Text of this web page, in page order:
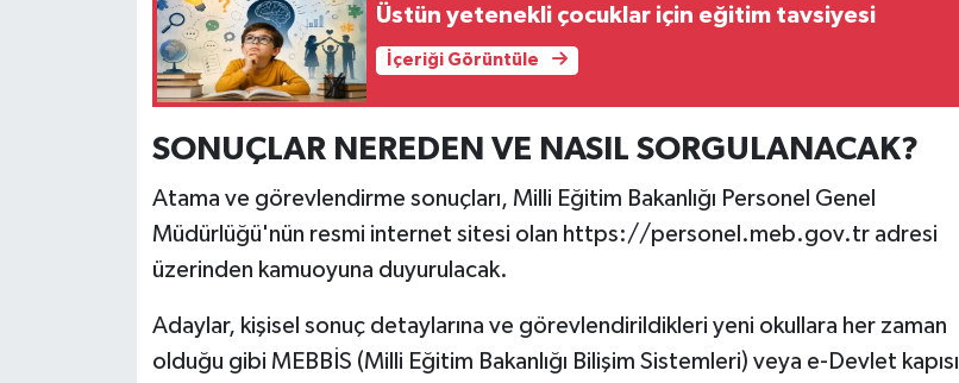
Üstün yetenekli çocuklar için eğitim tavsiyesi
İçeriği Görüntüle
SONUÇLAR NEREDEN VE NASIL SORGULANACAK?
Atama ve görevlendirme sonuçları, Milli Eğitim Bakanlığı Personel Genel
Müdürlüğü'nün resmi internet sitesi olan https://personel.meb.gov.tr adresi
üzerinden kamuoyuna duyurulacak.
Adaylar, kişisel sonuç detaylarına ve görevlendirildikleri yeni okullara her zaman
olduğu gibi MEBBİS (Milli Eğitim Bakanlığı Bilişim Sistemleri) veya e-Devlet kapısı
Video Galeri
Yemek Tarifleri